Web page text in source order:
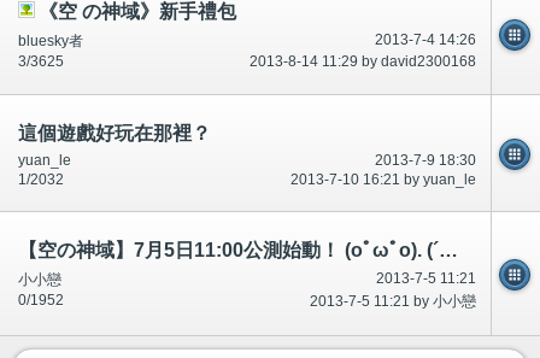
《空 の神域》新手禮包
2013-7-4 14:26
bluesky者
2013-8-14 11:29 by david2300168
3/3625
這個遊戲好玩在那裡？
2013-7-9 18:30
yuan_le
2013-7-10 16:21 by yuan_le
1/2032
【空の神域】7月5日11:00公測始動！ (oﾟωﾟo). (´・ω・｀)/
2013-7-5 11:21
小小戀
2013-7-5 11:21 by 小小戀
0/1952